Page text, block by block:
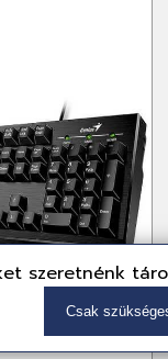
szeretnénk
Csak